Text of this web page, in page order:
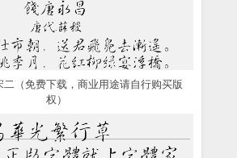
二（免费下载，商业用途请自行购买版
权）